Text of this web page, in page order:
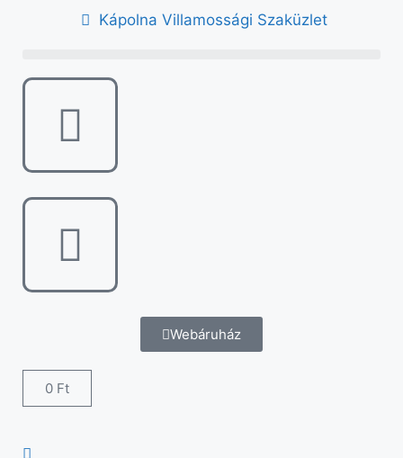
Kápolna Villamossági Szaküzlet
Webáruház
0 Ft